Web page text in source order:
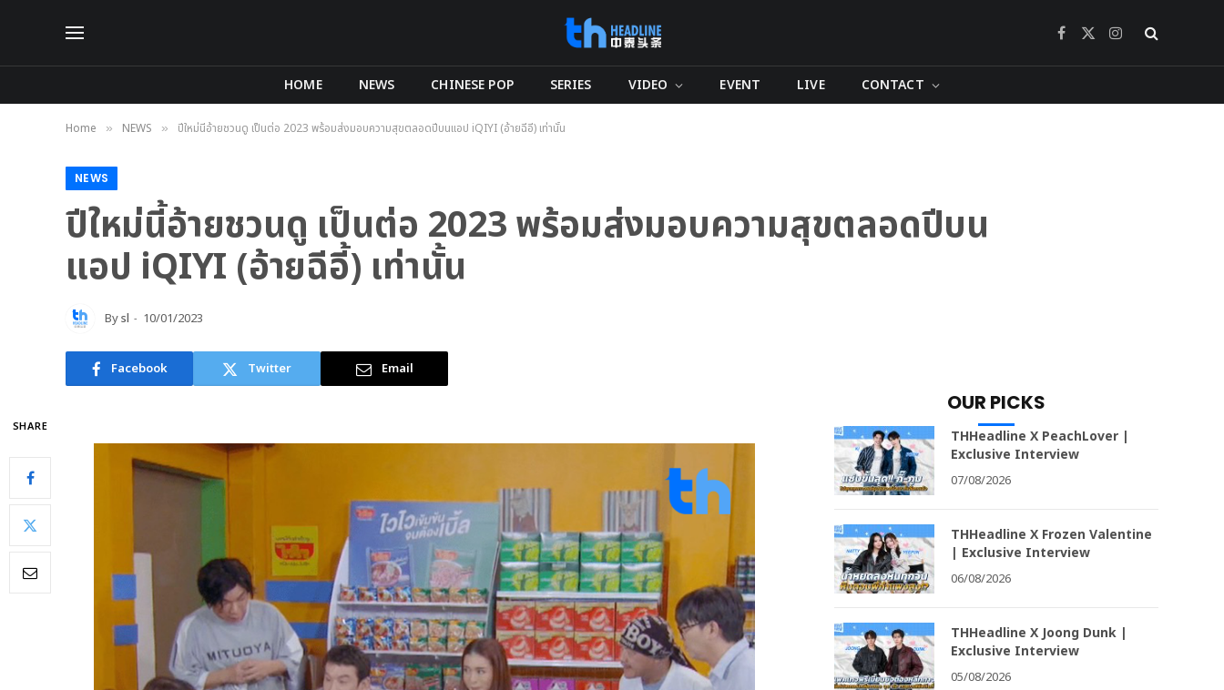
Facebook
X
Instagram
HOME NEWS CHINESE POP SERIES VIDEO EVENT LIVE CONTACT
Home » NEWS » ปีใหม่นี้อ้ายชวนดู เป็นต่อ 2023 พร้อมส่งมอบความสุขตลอดปีบนแอป iQIYI (อ้ายฉีอี้) เท่านั้น
NEWS
ปีใหม่นี้อ้ายชวนดู เป็นต่อ 2023 พร้อมส่งมอบความสุขตลอดปีบน
แอป iQIYI (อ้ายฉีอี้) เท่านั้น
Bysl 10/01/2023
Facebook Twitter Email
SHARE
OUR PICKS
THHeadline X PeachLover |
Exclusive Interview
07/08/2026
THHeadline X Frozen Valentine
| Exclusive Interview
06/08/2026
THHeadline X Joong Dunk |
Exclusive Interview
05/08/2026